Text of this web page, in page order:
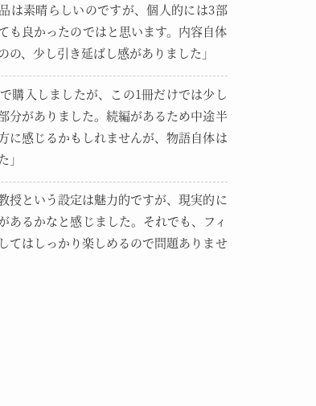
は素晴らしいのですが、個人的には3部
も良かったのではと思います。内容自体
の、少し引き延ばし感がありました」
購入しましたが、この1冊だけでは少し
分がありました。続編があるため中途半
に感じるかもしれませんが、物語自体は
」
授という設定は魅力的ですが、現実的に
あるかなと感じました。それでも、フィ
てはしっかり楽しめるので問題ありませ